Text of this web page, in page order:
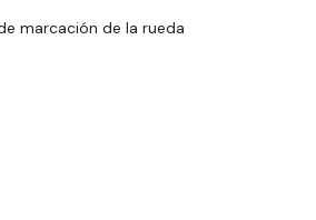
marcación de la rueda